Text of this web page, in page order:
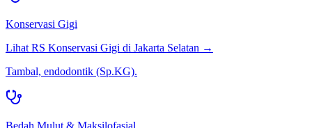
Konservasi Gigi
Lihat RS Konservasi Gigi di Jakarta Selatan →
Tambal, endodontik (Sp.KG).